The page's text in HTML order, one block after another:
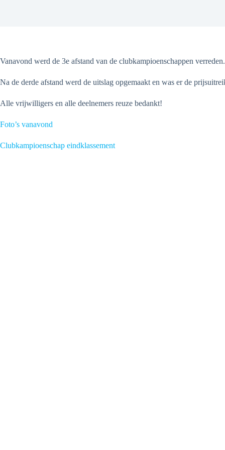
Vanavond werd de 3e afstand van de clubkampioenschappen
Na de derde afstand werd de uitslag opgemaakt en was er de
Alle vrijwilligers en alle deelnemers reuze bedankt!
Foto’s vanavond
Clubkampioenschap eindklassement